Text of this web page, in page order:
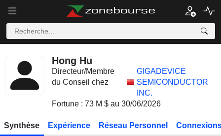
Hong Hu
Directeur/Membre
du Conseil chez
GIGADEVICE
SEMICONDUCTOR
INC.
Fortune : 73 M $ au 30/06/2026
Synthèse Expérience Réseau Personnel